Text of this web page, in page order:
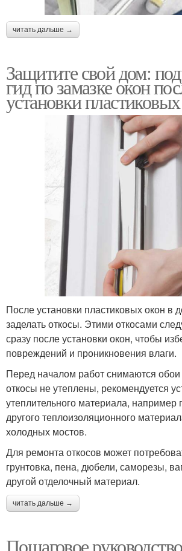
читать дальше →
Защитите свой дом:
гид по замазке окон
установки
После установки пластиковых окон в
заделать откосы. Этими откосами
сразу после установки окон, чтобы
повреждений и проникновения влаги.
Перед началом работ снимаются обои
откосы не утеплены, рекомендуется
утеплительного материала, например
другого теплоизоляционного
холодных мостов.
Для ремонта откосов может
грунтовка, пена, дюбели, саморезы,
другой отделочный материал.
читать дальше →